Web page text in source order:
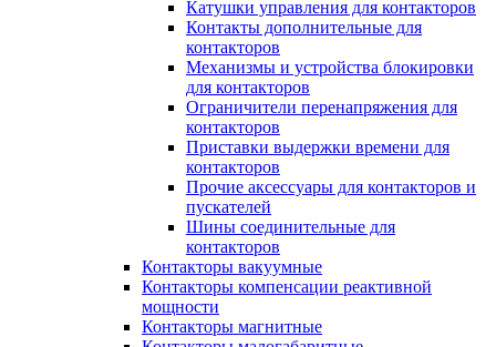
Катушки управления для контакторов
Контакты дополнительные для
контакторов
Механизмы и устройства блокировки
для контакторов
Ограничители перенапряжения для
контакторов
Приставки выдержки времени для
контакторов
Прочие аксессуары для контакторов и
пускателей
Шины соединительные для
контакторов
Контакторы вакуумные
Контакторы компенсации реактивной
мощности
Контакторы магнитные